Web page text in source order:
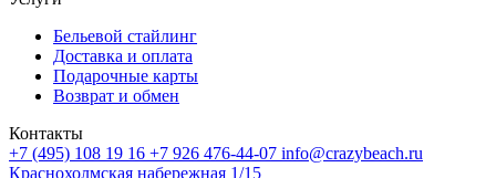
Бельевой стайлинг
Доставка и оплата
Подарочные карты
Возврат и обмен
Контакты
+7 (495) 108 19 16 +7 926 476-44-07 info@crazybeach.ru
Краснохолмская набережная 1/15